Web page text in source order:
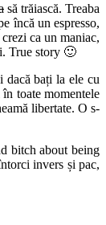
să trăiască. Treaba
încă un espresso,
ca un maniac,
True story 🙂
bați la ele cu
toate momentele
libertate. O s-
bitch about being
invers și pac,